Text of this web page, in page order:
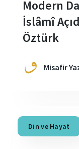
Modern
İslâmî
Öztürk
Misafir
Din ve Hayat